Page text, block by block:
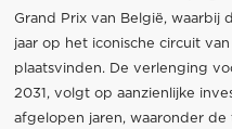
Grand Prix van België, waarbij
jaar op het iconische circuit van
plaatsvinden. De verlenging
2031, volgt op aanzienlijke
afgelopen jaren, waaronder